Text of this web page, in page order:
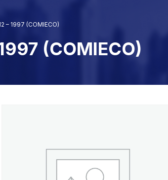
– 1997 (COMIECO)
(COMIECO)